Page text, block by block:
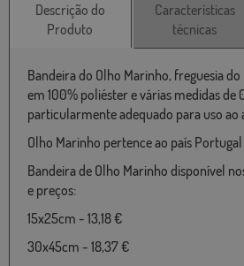
Descrição do
Produto
Características
técnicas
Bandeira do Olho Marinho, freguesia
em 100% poliéster e várias medidas de
particularmente adequado para uso ao
Olho Marinho pertence ao país Portugal
Bandeira de Olho Marinho disponível
e preços:
15x25cm - 13,18 €
30x45cm - 18,37 €